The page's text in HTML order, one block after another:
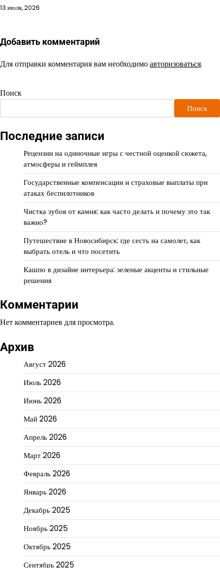
13 июля, 2026
Добавить комментарий
Для отправки комментария вам необходимоавторизоваться.
Поиск
Поиск
Последние записи
Рецензии на одиночные игры с честной оценкой сюжета,
атмосферы и геймплея
Государственные компенсации и страховые выплаты при
атаках беспилотников
Чистка зубов от камня: как часто делать и почему это так
важно?
Путешествие в Новосибирск: где сесть на самолет, как
выбрать отель и что посетить
Кашпо в дизайне интерьера: зеленые акценты и стильные
решения
Комментарии
Нет комментариев для просмотра.
Архив
Август 2026
Июль 2026
Июнь 2026
Май 2026
Апрель 2026
Март 2026
Февраль 2026
Январь 2026
Декабрь 2025
Ноябрь 2025
Октябрь 2025
Сентябрь 2025